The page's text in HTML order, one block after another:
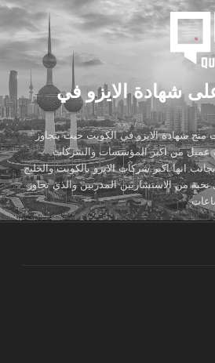
شهادة الايزو في
شهادة الايزو في الكويت حيث يتجاوز
عميل من اكبر المؤسسات والشركات
انها اكبر شركات الايزو بالكويت والخليج
من الاستشاريين المدربين والذي تجاوز